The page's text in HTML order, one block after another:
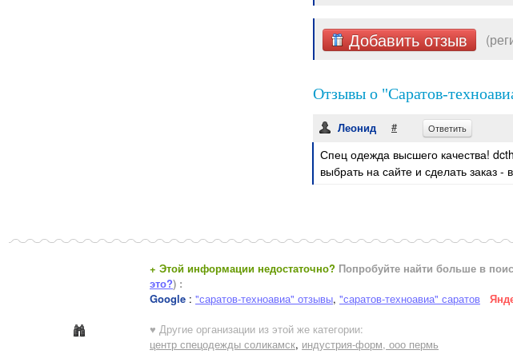
Добавить отзыв
Отзывы о "Саратов-
Леонид # Ответить
Спец одежда высшего качества!
выбрать на сайте и сделать заказ -
+ Этой информации недостаточно? Попробуйте найти больше в
это?) :
Google : "саратов-техноавиа" отзывы, "саратов-техноавиа" саратов
♥ Другие организации из этой же категории:
центр спецодежды соликамск, индустрия-форм, ооо пермь